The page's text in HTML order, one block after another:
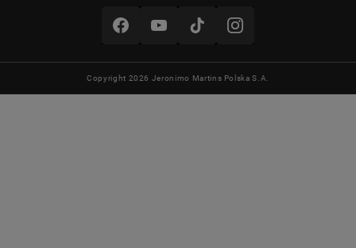
Copyright 2026 Jeronimo Martins Polska S.A.